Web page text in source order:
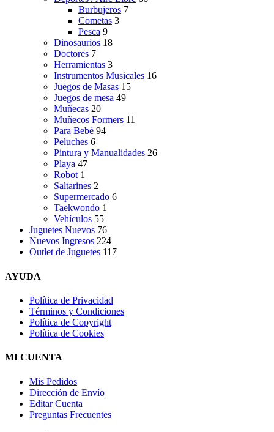
Burbujeros 7
Cometas 3
Pesca 9
Dinosaurios 18
Doctores 7
Herramientas 3
Instrumentos Musicales 16
Juegos de Masas 15
Juegos de mesa 49
Muñecas 20
Muñecos Formers 11
Para Bebé 94
Peluches 6
Pintura y Manualidades 26
Playa 47
Robot 1
Saltarines 2
Supermercado 6
Taekwondo 1
Vehículos 55
Juguetes Nuevos 76
Nuevos Ingresos 224
Outlet de Juguetes 117
AYUDA
Política de Privacidad
Términos y Condiciones
Política de Copyright
Política de Cookies
MI CUENTA
Mis Pedidos
Dirección de Envío
Editar Cuenta
Preguntas Frecuentes